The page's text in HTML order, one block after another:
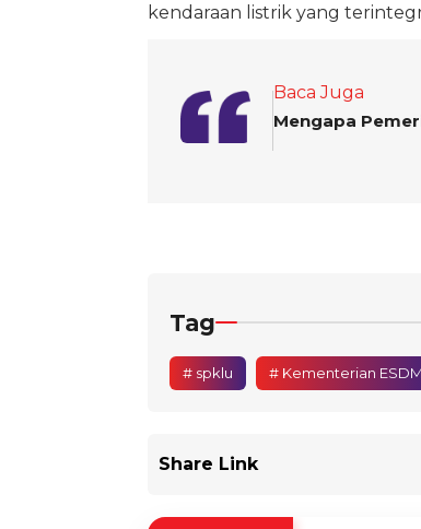
kendaraan listrik yang
Baca Juga
Mengapa
Tag
# spklu # Kementerian ESDM
Share Link